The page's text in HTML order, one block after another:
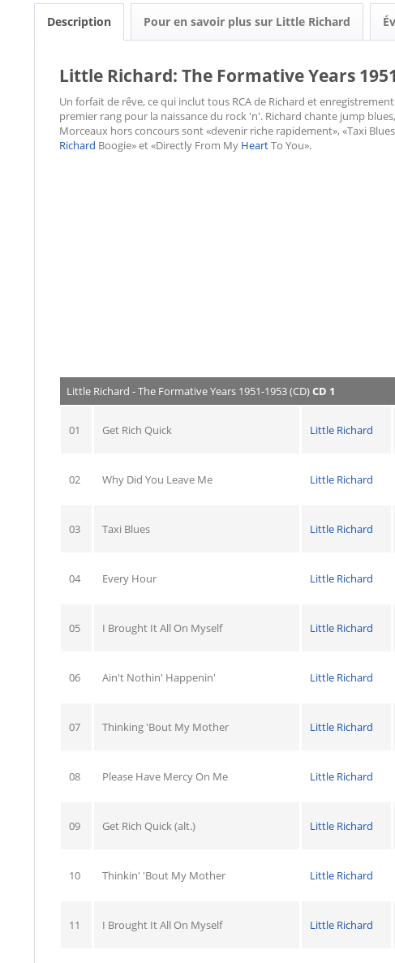
Description Pour en savoir plus sur Little Richard
Little Richard: The Formative Years
Un forfait de rêve, ce qui inclut tous RCA de Richard et
premier rang pour la naissance du rock 'n'. Richard chante jump
Morceaux hors concours sont «devenir riche rapidement», «Taxi
Richard Boogie» et «Directly From My HeartTo You».
Little Richard - The Formative Years 1951-1953 (CD)CD 1
01 Get Rich Quick Little Richard
02 Why Did You Leave Me Little Richard
03 Taxi Blues Little Richard
04 Every Hour Little Richard
05 I Brought It All On Myself Little Richard
06 Ain't Nothin' Happenin' Little Richard
07 Thinking 'Bout My Mother Little Richard
08 Please Have Mercy On Me Little Richard
09 Get Rich Quick (alt.) Little Richard
10 Thinkin' 'Bout My Mother Little Richard
11 I Brought It All On Myself Little Richard